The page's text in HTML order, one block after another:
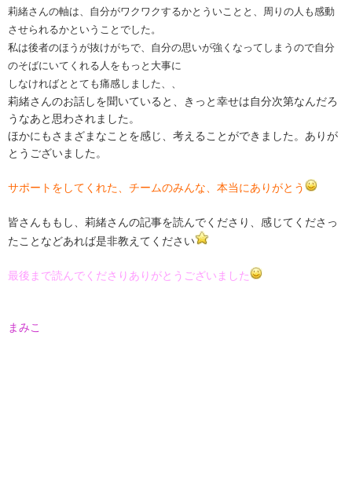
莉緒さんの軸は、自分がワクワクするかとういことと、周りの人も感動
させられるかということでした。
私は後者のほうが抜けがちで、自分の思いが強くなってしまうので自分
のそばにいてくれる人をもっと大事に
しなければととても痛感しました、、
莉緒さんのお話しを聞いていると、きっと幸せは自分次第なんだろ
うなあと思わされました。
ほかにもさまざまなことを感じ、考えることができました。ありが
とうございました。
サポートをしてくれた、チームのみんな、本当にありがとう
皆さんももし、莉緒さんの記事を読んでくださり、感じてくださっ
たことなどあれば是非教えてください
最後まで読んでくださりありがとうございました
まみこ